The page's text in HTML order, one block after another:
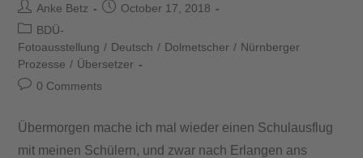
Anke Betz
October 17, 2018
BDÜ-
Fotoausstellung / Deutsch / Dolmetscher / Nürnberger
Prozesse / Übersetzer
0 Comments
Übermorgen mache ich mal wieder einen Schulausflug
mit meinen Schülern, und zwar nach Erlangen ans